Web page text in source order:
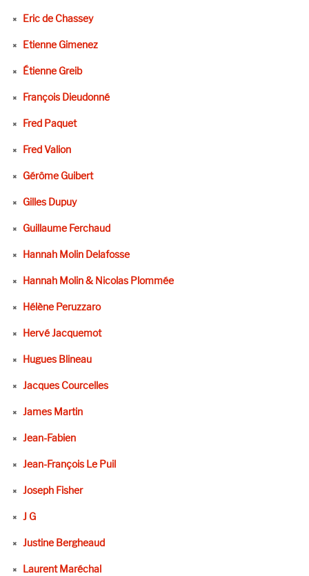
Eric de Chassey
Etienne Gimenez
Étienne Greib
François Dieudonné
Fred Paquet
Fred Valion
Gérôme Guibert
Gilles Dupuy
Guillaume Ferchaud
Hannah Molin Delafosse
Hannah Molin & Nicolas Plommée
Hélène Peruzzaro
Hervé Jacquemot
Hugues Blineau
Jacques Courcelles
James Martin
Jean-Fabien
Jean-François Le Puil
Joseph Fisher
J G
Justine Bergheaud
Laurent Maréchal